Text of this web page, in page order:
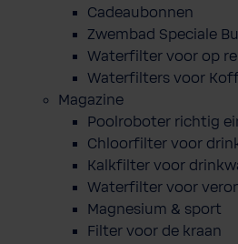
Cadeaubonnen
Zwembad Speciale
Waterfilter voor op
Waterfilters voor
Magazine
Poolroboter richtig
Chloorfilter voor
Kalkfilter voor
Waterfilter voor
Magnesium & sport
Filter voor de kraan